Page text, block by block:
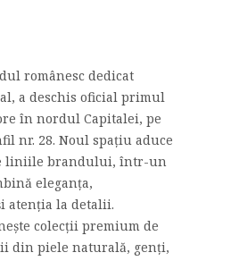
românesc dedicat
a deschis oficial primul
în nordul Capitalei, pe
nr. 28. Noul spațiu aduce
liniile brandului, într-un
eleganța,
atenția la detalii.
colecții premium de
din piele naturală, genți,